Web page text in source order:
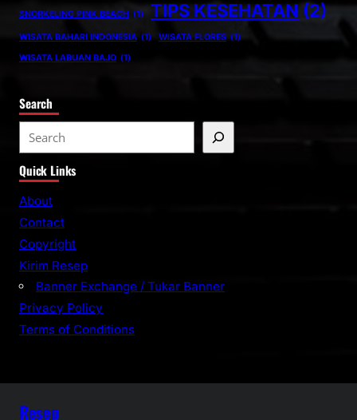
SNORKELING PINK BEACH (1) TIPS KESEHATAN (2)
WISATA BAHARI INDONESIA (1) WISATA FLORES (1)
WISATA LABUAN BAJO (1)
Search
e
a
r
c
Quick Links
About
Contact
Copyright
Kirim Resep
Banner Exchange / Tukar Banner
Privacy Policy
Terms of Conditions
Resep